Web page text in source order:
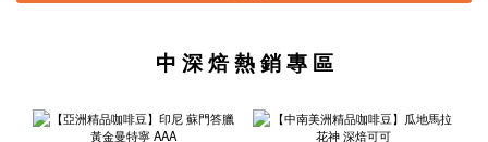
中 深 焙 熱 銷 專 區